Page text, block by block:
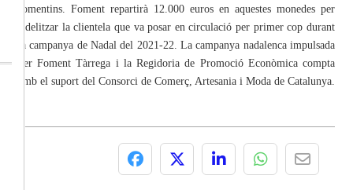
fomentins. Foment repartirà 12.000 euros en aquestes monedes per
fidelitzar la clientela que va posar en circulació per primer cop durant
la campanya de Nadal del 2021-22. La campanya nadalenca impulsada
per Foment Tàrrega i la Regidoria de Promoció Econòmica compta
amb el suport del Consorci de Comerç, Artesania i Moda de Catalunya.